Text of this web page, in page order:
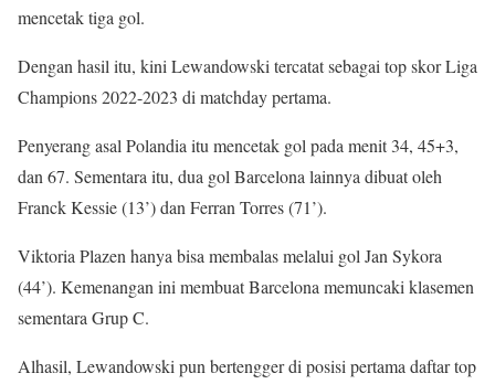
mencetak tiga gol.
Dengan hasil itu, kini Lewandowski tercatat sebagai top skor Liga
Champions 2022-2023 di matchday pertama.
Penyerang asal Polandia itu mencetak gol pada menit 34, 45+3,
dan 67. Sementara itu, dua gol Barcelona lainnya dibuat oleh
Franck Kessie (13’) dan Ferran Torres (71’).
Viktoria Plazen hanya bisa membalas melalui gol Jan Sykora
(44’). Kemenangan ini membuat Barcelona memuncaki klasemen
sementara Grup C.
Alhasil, Lewandowski pun bertengger di posisi pertama daftar top